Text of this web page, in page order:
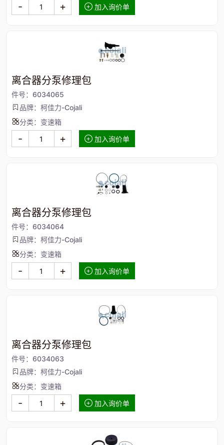
- + 加入询价单
离合器分泵修理包
件号：6034065
品牌：柯佳力-Cojali
分类：变速箱
- + 加入询价单
离合器分泵修理包
件号：6034064
品牌：柯佳力-Cojali
分类：变速箱
- + 加入询价单
离合器分泵修理包
件号：6034063
品牌：柯佳力-Cojali
分类：变速箱
- + 加入询价单